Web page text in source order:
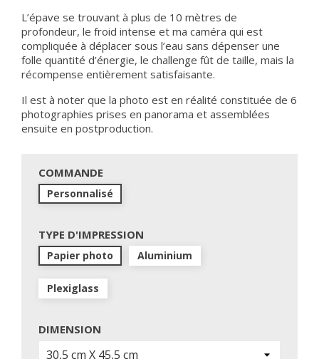
L’épave se trouvant à plus de 10 mètres de
profondeur, le froid intense et ma caméra qui est
compliquée à déplacer sous l’eau sans dépenser une
folle quantité d’énergie, le challenge fût de taille, mais la
récompense entièrement satisfaisante.
Il est à noter que la photo est en réalité constituée de 6
photographies prises en panorama et assemblées
ensuite en postproduction.
COMMANDE
Personnalisé
TYPE D'IMPRESSION
Papier photo Aluminium
Plexiglass
DIMENSION